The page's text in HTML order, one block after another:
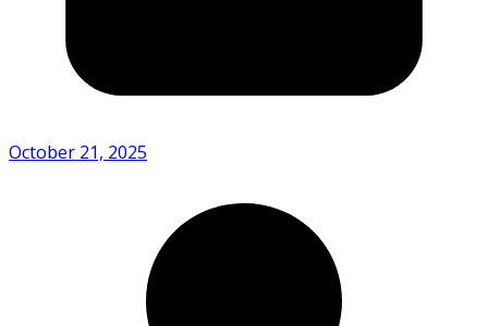
October 21, 2025